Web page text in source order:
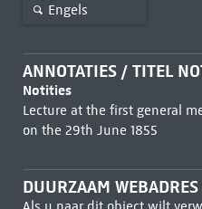
Engels
ANNOTATIES / TITEL
Notities
Lecture at the first general
on the 29th June 1855
DUURZAAM WEBADRES